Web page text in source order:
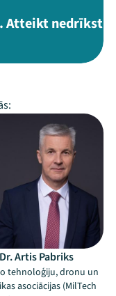
Atteikt nedrīkst
Dr. Artis Pabriks
tehnoloģiju, dronu un
asociācijas (MilTech